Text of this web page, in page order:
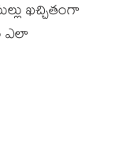
ఖచ్చితంగా
ఎలా